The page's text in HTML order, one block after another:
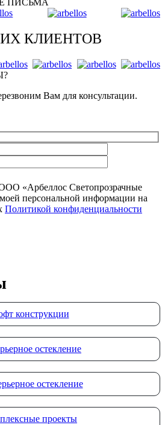
ПИСЬМА
КЛИЕНТОВ
Вам для консультации.
«Арбеллос Светопрозрачные
персональной информации на
Политикой конфиденциальности
конструкции
остекление
остекление
проекты